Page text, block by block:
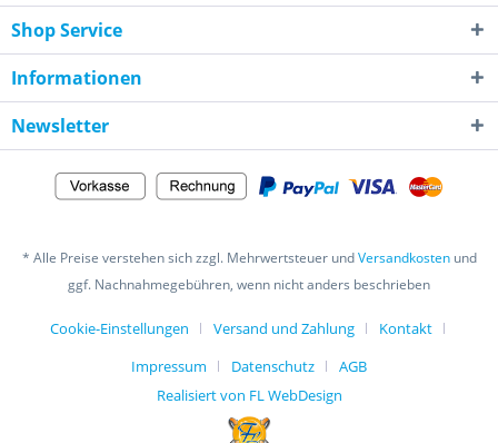
Shop Service
Informationen
Newsletter
* Alle Preise verstehen sich zzgl. Mehrwertsteuer undVersandkostenund
ggf. Nachnahmegebühren, wenn nicht anders beschrieben
Cookie-Einstellungen Versand und Zahlung
Kontakt
Impressum
Datenschutz
AGB
Realisiert von FL WebDesign